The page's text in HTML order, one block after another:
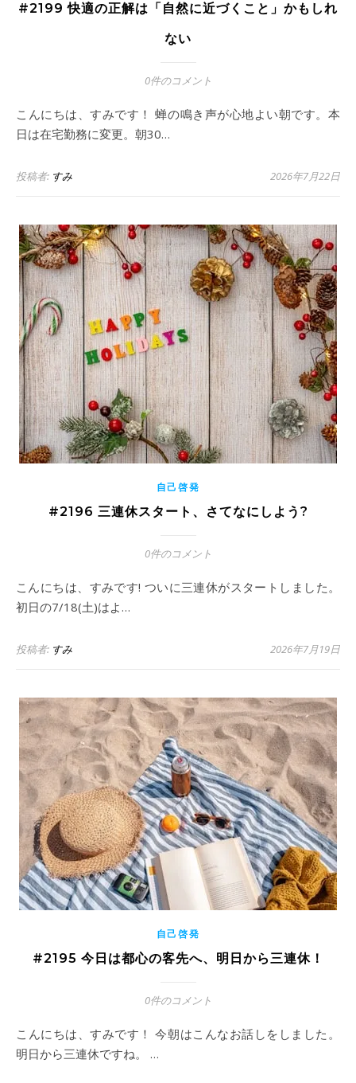
#2199 快適の正解は「自然に近づくこと」かもしれ
ない
0件のコメント
こんにちは、すみです！ 蝉の鳴き声が心地よい朝です。本
日は在宅勤務に変更。朝30…
投稿者: すみ 2026年7月22日
自己啓発
#2196 三連休スタート、さてなにしよう?
0件のコメント
こんにちは、すみです! ついに三連休がスタートしました。
初日の7/18(土)はよ…
投稿者: すみ 2026年7月19日
自己啓発
#2195 今日は都心の客先へ、明日から三連休！
0件のコメント
こんにちは、すみです！ 今朝はこんなお話しをしました。
明日から三連休ですね。 …